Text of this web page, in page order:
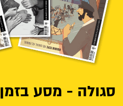
סגולה - מסע בזמן